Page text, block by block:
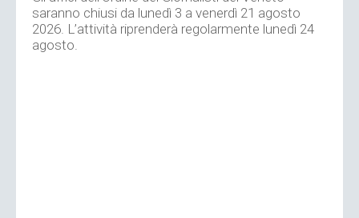
saranno chiusi da lunedì 3 a venerdì 21 agosto
2026. L’attività riprenderà regolarmente lunedì 24
agosto.